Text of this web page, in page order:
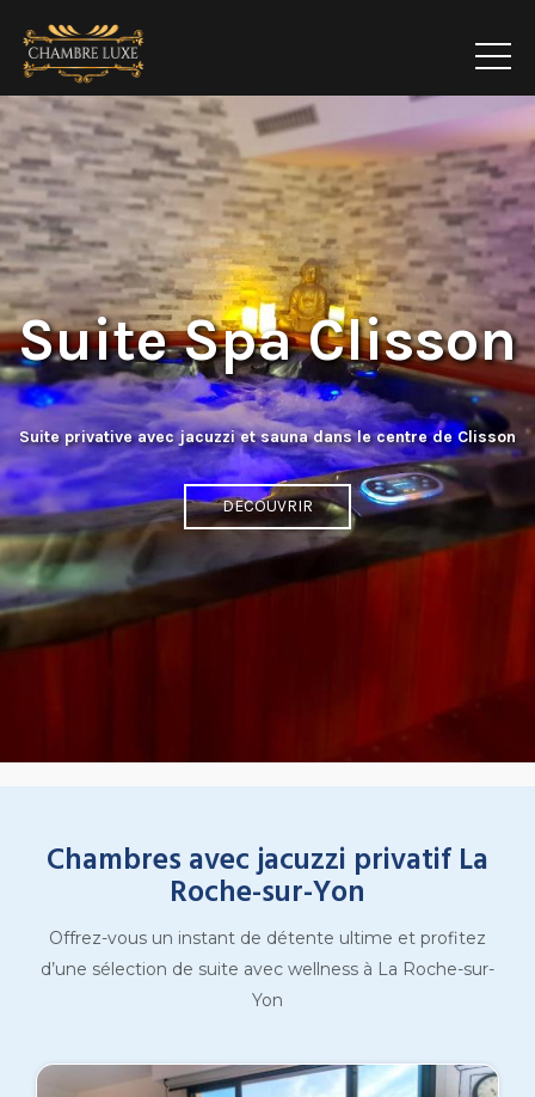
Suite Spa Clisson
DECOUVRIR
Suite privative avec jacuzzi et sauna dans le centre de Clisson
Chambres avec jacuzzi privatif La
Roche-sur-Yon
Offrez-vous un instant de détente ultime et profitez
d’une sélection de suite avec wellness à La Roche-sur-
Yon